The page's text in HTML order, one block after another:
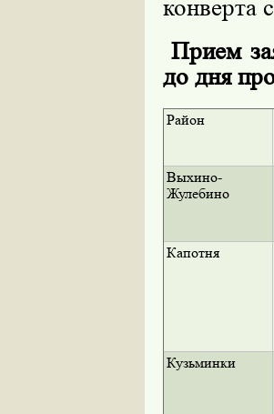
конверта
Прием
до дня
Район
Выхино-
Жулебино
Капотня
Кузьминки